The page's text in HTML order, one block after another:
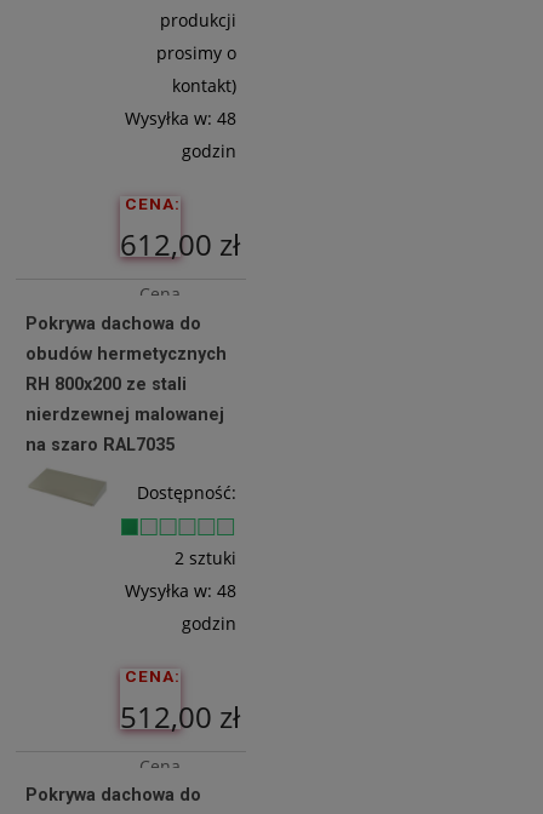
produkcji
prosimy o
kontakt)
Wysyłka w: 48
godzin
CENA:
612,00 zł
Cena
netto:
497,56 zł
Pokrywa dachowa do
obudów hermetycznych
RH 800x200 ze stali
nierdzewnej malowanej
na szaro RAL7035
Dostępność:
2 sztuki
Wysyłka w: 48
godzin
CENA:
512,00 zł
Cena
netto:
Pokrywa dachowa do